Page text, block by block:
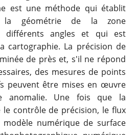
est une méthode qui établit
la géométrie de la zone
différents angles et qui est
cartographie. La précision de
de près et, s'il ne répond
des mesures de points
peuvent être mises en œuvre
anomalie. Une fois que la
contrôle de précision, le flux
numérique de surface